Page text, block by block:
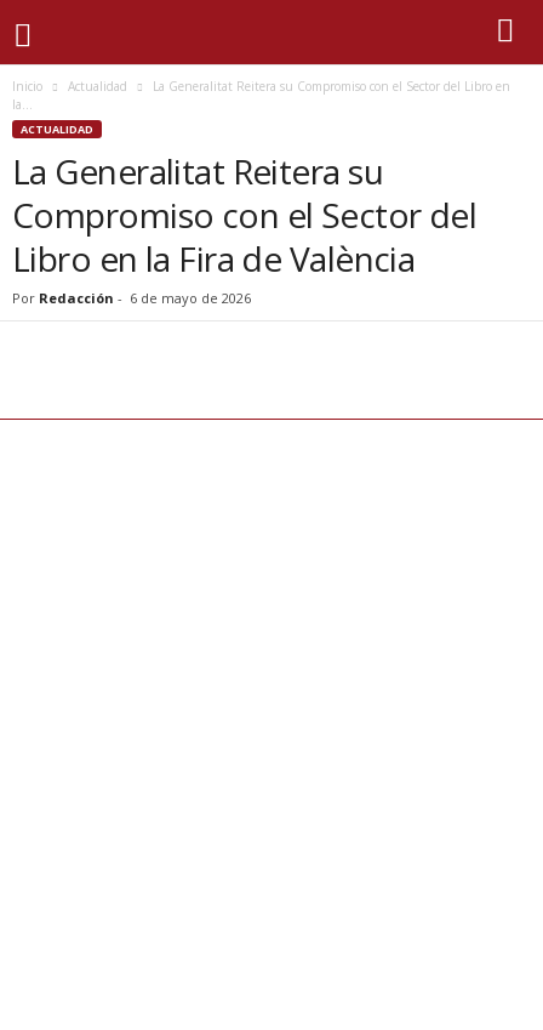
Inicio Actualidad
La Generalitat Reitera su Compromiso con el Sector del Libro en
la...
ACTUALIDAD
La Generalitat Reitera su
Compromiso con el Sector del
Libro en la Fira de València
Por Redacción - 6 de mayo de 2026